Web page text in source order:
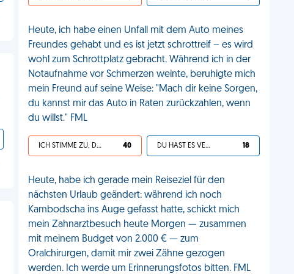
Heute, ich habe einen Unfall mit dem Auto meines
Freundes gehabt und es ist jetzt schrottreif – es wird
wohl zum Schrottplatz gebracht. Während ich in der
Notaufnahme vor Schmerzen weinte, beruhigte mich
mein Freund auf seine Weise: "Mach dir keine Sorgen,
du kannst mir das Auto in Raten zurückzahlen, wenn
du willst." FML
ICH STIMME ZU, DEIN LEBEN IST SCHEISSE 40 DU HAST ES VERDIENT 18
Heute, habe ich gerade mein Reiseziel für den
nächsten Urlaub geändert: während ich noch
Kambodscha ins Auge gefasst hatte, schickt mich
mein Zahnarztbesuch heute Morgen — zusammen
mit meinem Budget von 2.000 € — zum
Oralchirurgen, damit mir zwei Zähne gezogen
werden. Ich werde um Erinnerungsfotos bitten. FML